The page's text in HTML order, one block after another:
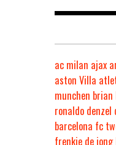
ac milan ajax
aston Villa
munchen brian
ronaldo
barcelona fc
frenkie de jong